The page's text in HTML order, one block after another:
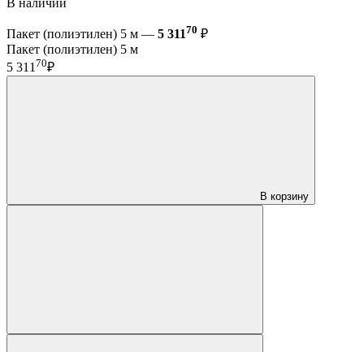
Пакет (полиэтилен) 5 м — 5 31170 ₽
Пакет (полиэтилен) 5 м
5 311 70₽
В корзину